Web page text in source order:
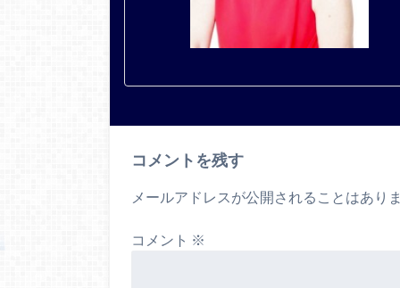
コメントを残す
メールアドレスが公開されることはあり
コメント ※